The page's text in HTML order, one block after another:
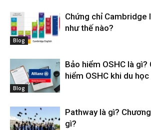
Blog
Chứng chỉ Cambridge
như thế nào?
Blog
Bảo hiểm OSHC là gì?
hiểm OSHC khi du học
Pathway là gì?
gì?